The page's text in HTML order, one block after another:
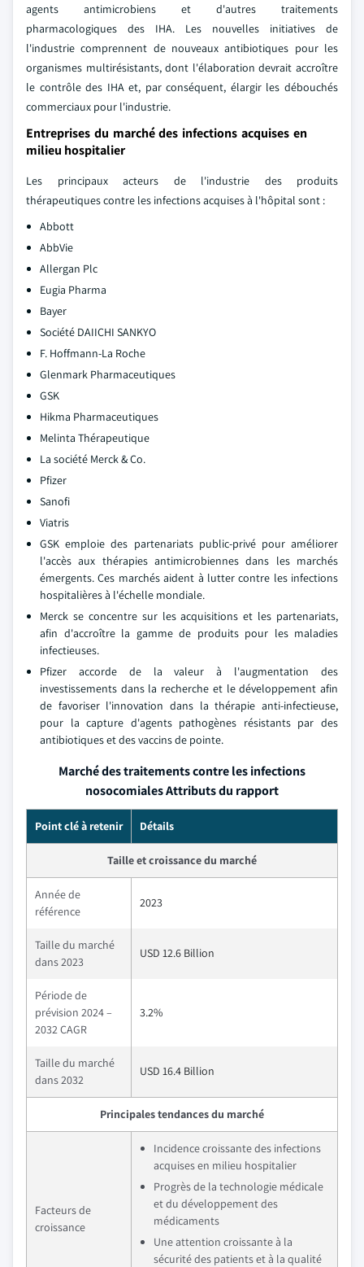
agents antimicrobiens et d'autres traitements
pharmacologiques des IHA. Les nouvelles initiatives de
l'industrie comprennent de nouveaux antibiotiques pour les
organismes multirésistants, dont l'élaboration devrait accroître
le contrôle des IHA et, par conséquent, élargir les débouchés
commerciaux pour l'industrie.
Entreprises du marché des infections acquises en
milieu hospitalier
Les principaux acteurs de l'industrie des produits
thérapeutiques contre les infections acquises à l'hôpital sont :
Abbott
AbbVie
Allergan Plc
Eugia Pharma
Bayer
Société DAIICHI SANKYO
F. Hoffmann-La Roche
Glenmark Pharmaceutiques
GSK
Hikma Pharmaceutiques
Melinta Thérapeutique
La société Merck & Co.
Pfizer
Sanofi
Viatris
GSK emploie des partenariats public-privé pour améliorer
l'accès aux thérapies antimicrobiennes dans les marchés
émergents. Ces marchés aident à lutter contre les infections
hospitalières à l'échelle mondiale.
Merck se concentre sur les acquisitions et les partenariats,
afin d'accroître la gamme de produits pour les maladies
infectieuses.
Pfizer accorde de la valeur à l'augmentation des
investissements dans la recherche et le développement afin
de favoriser l'innovation dans la thérapie anti-infectieuse,
pour la capture d'agents pathogènes résistants par des
antibiotiques et des vaccins de pointe.
Marché des traitements contre les infections
nosocomiales Attributs du rapport
Point clé à retenir Détails
Taille et croissance du marché
Année de
référence
2023
Taille du marché
dans 2023
USD 12.6 Billion
Période de
prévision 2024 –
2032 CAGR
3.2%
Taille du marché
dans 2032
USD 16.4 Billion
Principales tendances du marché
Facteurs de
croissance
Incidence croissante des infections
acquises en milieu hospitalier
Progrès de la technologie médicale
et du développement des
médicaments
Une attention croissante à la
sécurité des patients et à la qualité